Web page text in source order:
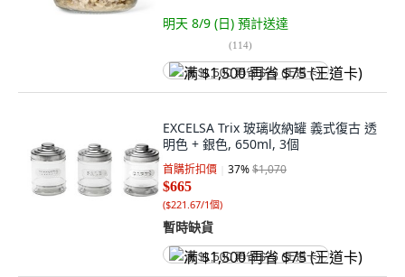
明天 8/9 (日) 預計送達
(114)
满 $1,500 再省 $75 (王道卡)
EXCELSA Trix 玻璃收納罐 義式復古 透
明色 + 銀色, 650ml, 3個
首購折扣價 37%$1,070
$665
($221.67/1個)
暫時缺貨
满 $1,500 再省 $75 (王道卡)